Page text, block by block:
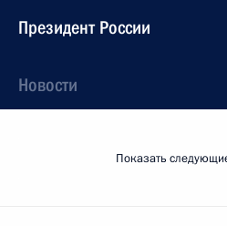
Президент России
Новости
Показать